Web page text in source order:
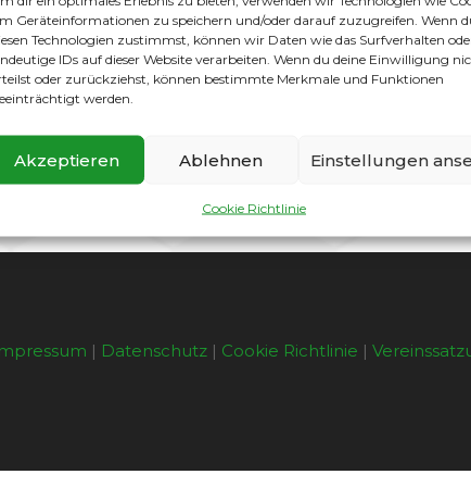
Geräteinformationen zu speichern und/oder darauf zuzugreifen. Wenn
Technologien zustimmst, können wir Daten wie das Surfverhalten
IDs auf dieser Website verarbeiten. Wenn du deine Einwilligung
oder zurückziehst, können bestimmte Merkmale und Funktionen
werden.
Akzeptieren Ablehnen Einstellungen
Cookie Richtlinie
nichts mehr im Weg.
Fußballkariere. Es wird alles eine Nummer größer.
Mannschaft für die fantastische Unterstützung
anderem eine unvergessliche Fahrt zum Turnier
| Datenschutz | Cookie Richtlinie |